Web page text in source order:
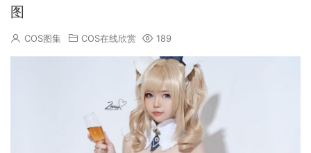
图
COS图集 COS在线欣赏 189